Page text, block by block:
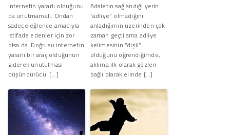
İnternetin yararlı olduğunu
da unutmamalı. Ondan
sadece eğlence amacıyla
istifade edenler için zor
olsa da. Doğrusu internetin
yararlı bir araç olduğunun
giderek unutulması
düşündürücü. […]
Adaletin sağlandığı yerin
“adliye” olmadığını
anladığımın üzerinden çok
zaman geçti ama adliye
kelimesinin “dişil”
olduğunu öğrendiğimde,
aklıma ilk olarak gözleri
bağlı olarak elinde […]